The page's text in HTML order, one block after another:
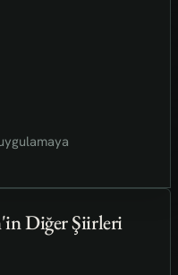
Diğer Şiirleri